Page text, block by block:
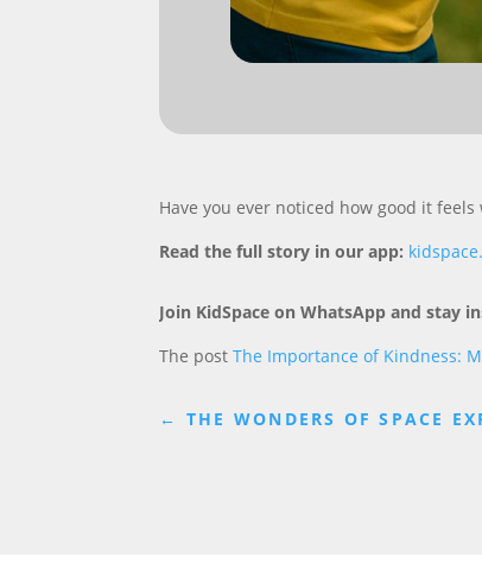
Have you ever noticed how good it
Read the full story in our app:
Join KidSpace on WhatsApp and stay
The postThe Importance of Kindness:
← THE WONDERS OF SPACE